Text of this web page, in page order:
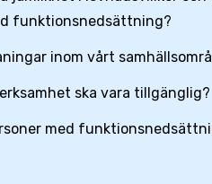
funktionsnedsättning?
inom vårt
ska vara tillgänglig?
med